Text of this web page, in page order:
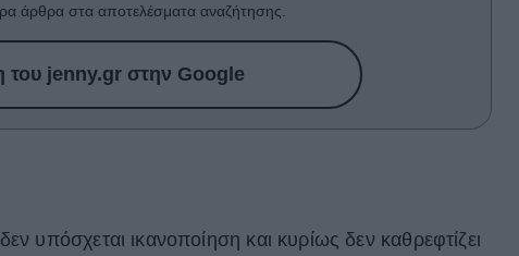
άρθρα στα αποτελέσματα αναζήτησης.
του jenny.gr στην Google
υπόσχεται ικανοποίηση και κυρίως δεν καθρεφτίζει